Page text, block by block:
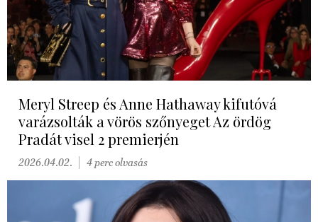
Meryl Streep és Anne Hathaway kifutóvá
varázsolták a vörös szőnyeget Az ördög
Pradát visel 2 premierjén
2026.04.02. 4 perc olvasás